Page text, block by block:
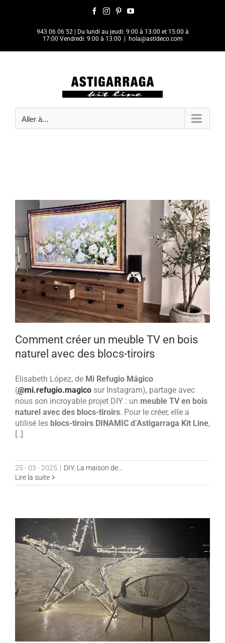
Facebook
InstagramPinterestYouTube
943 06 06 52
| Du lundi au jeudi: 9:00 à 13:00 et 15:00 à
17:00 Vendredi: 9:00 à 13:00
hola@astideco.com
Aller à...
Comment créer un meuble TV en bois
naturel avec des blocs-tiroirs
Elisabeth López, de Mi Refugio Mágico
(@mi.refugio.magico sur Instagram), partage avec
nous son incroyable projet DIY : un meuble TV en bois
naturel avec des blocs-tiroirs. Pour le créer, elle a
utilisé les blocs-tiroirs DINAMIC d’Astigarraga Kit Line,
[..]
25 - 03 - 2025 | DIY, La maison de...
Lire la suite